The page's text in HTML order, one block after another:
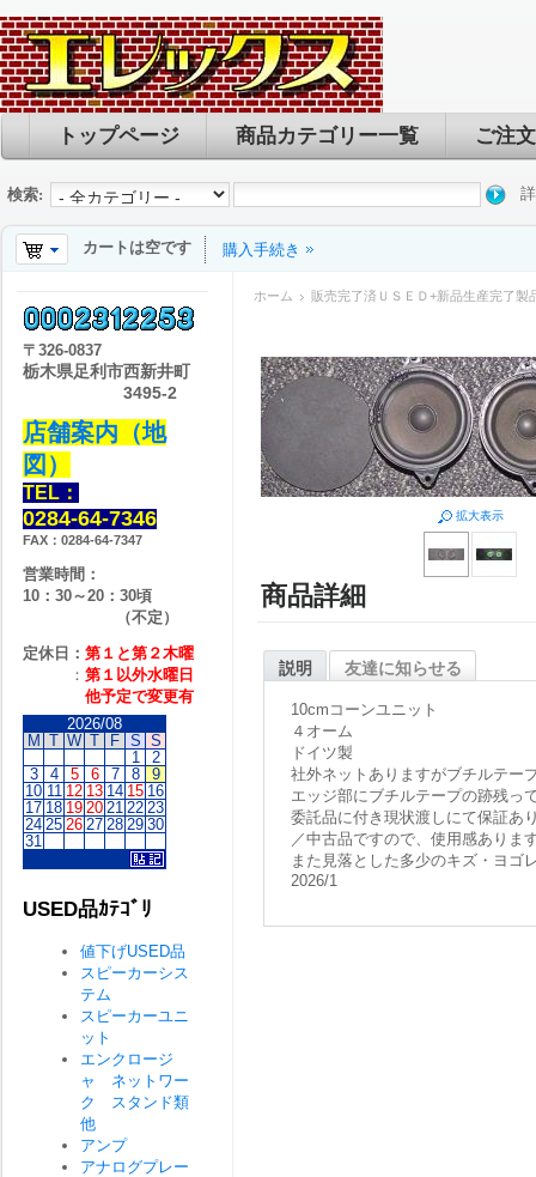
トップページ 商品カテゴリー一覧 ご注
検索:
カートは空です 購入手続き
ホーム 販売完了済ＵＳＥＤ+新品生産完了製
拡大表示
商品詳細
説明 友達に知らせる
10cmコーンユニット
４オーム
ドイツ製
社外ネットありますがブチルテー
エッジ部にブチルテープの跡残っ
委託品に付き現状渡しにて保証あ
／中古品ですので、使用感ありま
また見落とした多少のキズ・ヨゴ
2026/1
〒 326-0837
栃木県足利市西新井町
3495-2
店舗案内（地
図）
TEL：
0284-64-7346
FAX：0284-64-7347
営業時間：
10：30～20：30頃
（不定）
定休日： 第１と第２木曜
： 第１以外水曜日
他予定で変更有
2026/08
M T W T F S S
1
2
3
4 5 6 7 8
9
10 11 12 13 14 15 16
17 18 19 20 21 22 23
24 25 26 27 28 29 30
31
USED品ｶﾃｺﾞﾘ
値下げUSED品
スピーカーシス
テム
スピーカーユニ
ット
エンクロージ
ャ ネットワー
ク スタンド類
他
アンプ
アナログプレー